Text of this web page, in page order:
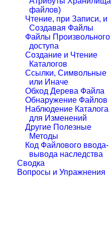
файлов)
Чтение, при Записи, и
Создавая Файлы
Файлы Произвольного
доступа
Создание и Чтение
Каталогов
Ссылки, Символьные
или Иначе
Обход Дерева Файла
Обнаружение Файлов
Наблюдение Каталога
для Изменений
Другие Полезные
Методы
Код Файлового ввода-
вывода наследства
Сводка
Вопросы и Упражнения